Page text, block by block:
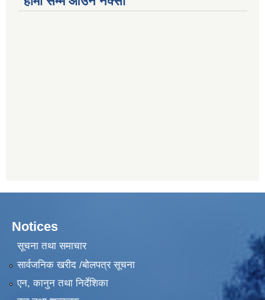
Notices
सूचना तथा समाचार
सार्वजनिक खरीद /बोलपत्र सूचना
एन, कानुन तथा निर्देशिका